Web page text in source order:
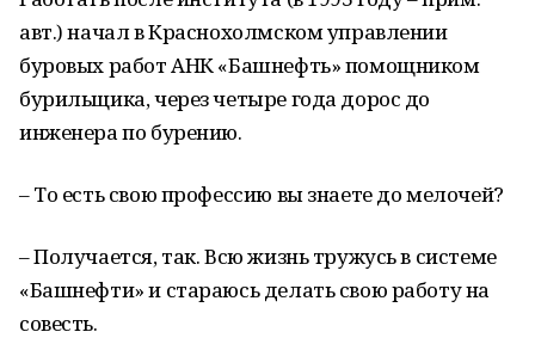
авт.) начал в Краснохолмском управлении
буровых работ АНК «Башнефть» помощником
бурильщика, через четыре года дорос до
инженера по бурению.
– То есть свою профессию вы знаете до мелочей?
– Получается, так. Всю жизнь тружусь в системе
«Башнефти» и стараюсь делать свою работу на
совесть.